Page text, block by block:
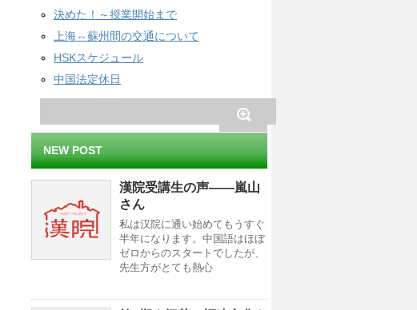
決めた！～授業開始まで
上海⇔蘇州間の交通について
HSKスケジュール
中国法定休日
NEW POST
漢院受講生の声——嵐山
さん
私は汉院に通い始めてもうすぐ
半年になります。中国語はほぼ
ゼロからのスタートでしたが、
先生方がとても熱心